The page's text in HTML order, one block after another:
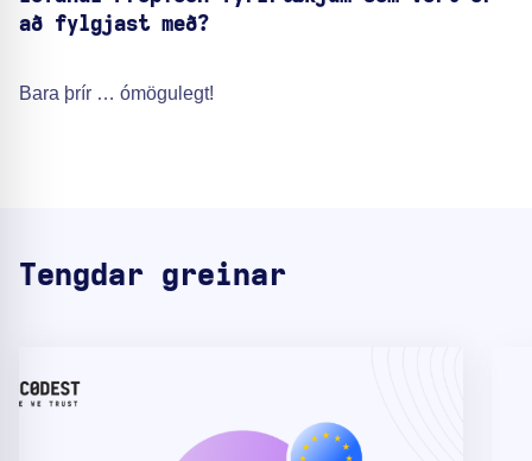
að fylgjast með?
Bara þrír … ómögulegt!
Tengdar greinar